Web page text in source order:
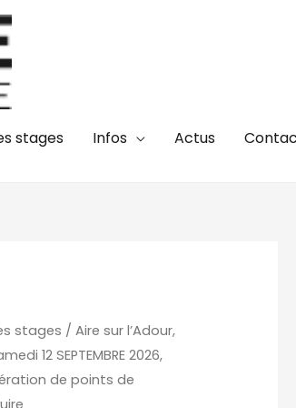
stages Infos Actus
stages / Aire sur l’Adour,
12 SEPTEMBRE 2026,
de points de